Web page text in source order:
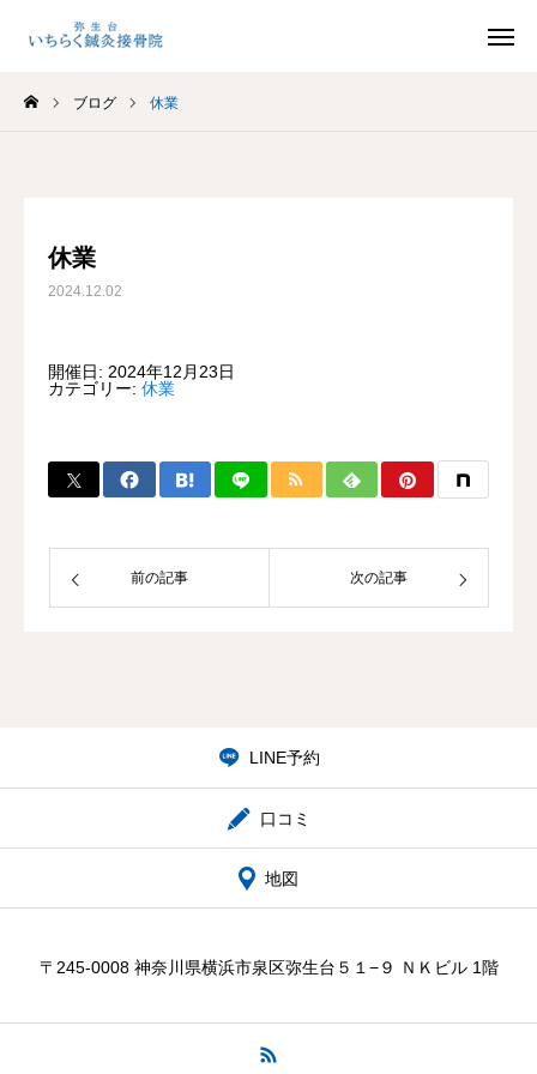
ブログ 休業
休業
2024.12.02
開催日: 2024年12月23日
カテゴリー: 休業
前の記事 次の記事
LINE予約
口コミ
地図
〒245-0008 神奈川県横浜市泉区弥生台５１−９ ＮＫビル 1階
ホーム
診療の流れ
施術メニュー
院概要・アクセス